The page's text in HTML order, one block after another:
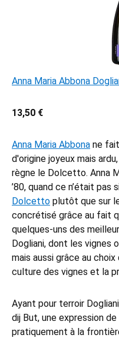
Anna Maria Abbona
13,50 €
Anna Maria Abbona ne
d'origine joyeux mais
règne le Dolcetto. Anna
’80, quand ce n’était pas
Dolcetto plutôt que sur
concrétisé grâce au fait
quelques-uns des
Dogliani, dont les vignes
mais aussi grâce au
culture des vignes et la
Ayant pour terroir
dij But, une expression
pratiquement à la